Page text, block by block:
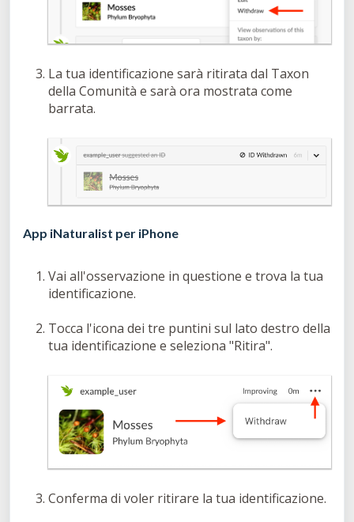
La tua identificazione sarà ritirata dal Taxon
della Comunità e sarà ora mostrata come
barrata.
App iNaturalist per iPhone
Vai all'osservazione in questione e trova la tua
identificazione.
Tocca l'icona dei tre puntini sul lato destro della
tua identificazione e seleziona "Ritira".
Conferma di voler ritirare la tua identificazione.